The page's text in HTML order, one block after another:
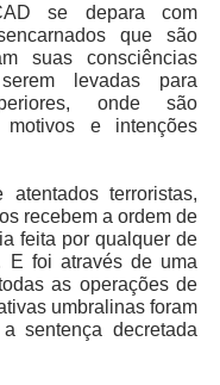
se depara com
que são
suas consciências
levadas para
onde são
e intenções
terroristas,
recebem a ordem de
feita por qualquer de
E foi através de uma
as operações de
umbralinas foram
sentença decretada